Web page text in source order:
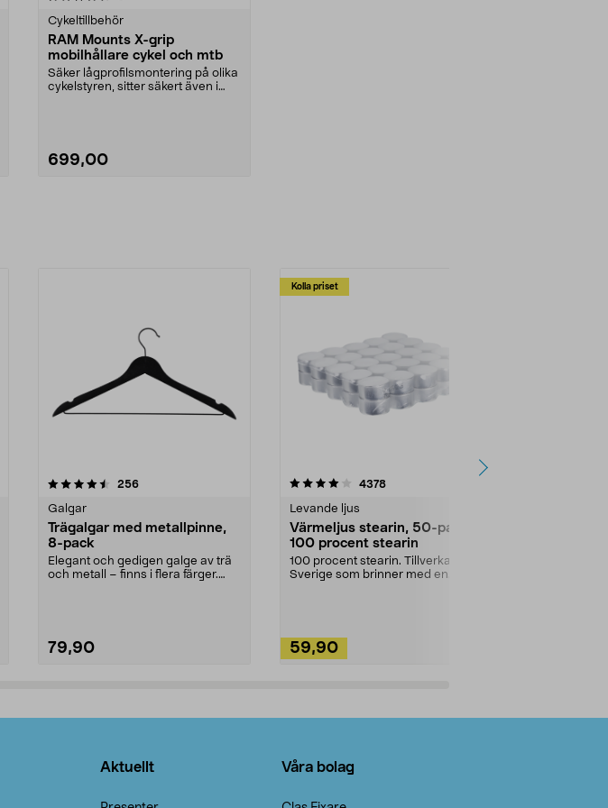
Cykeltillbehör
RAM Mounts X-grip
mobilhållare cykel och mtb
Säker lågprofilsmontering på olika
cykelstyren, sitter säkert även i
699,00
256recensioner
Galgar
Trägalgar med metallpinne,
8-pack
Elegant och gedigen galge av trä
och metall – finns i flera färger.
79,90
Kolla priset
4.0av 5 stjärnor 4378recensioner
Levande ljus
Värmeljus stearin, 50-pack,
100 procent stearin
100 procent stearin. Tillverkade i
Sverige som brinner med en
59,90
4.5av 5 stjärnor
Aktuellt Våra bolag